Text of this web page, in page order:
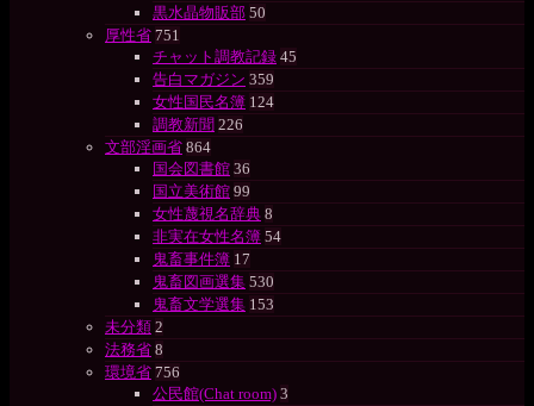
黒水晶物販部 50
厚性省 751
チャット調教記録 45
告白マガジン 359
女性国民名簿 124
調教新聞 226
文部淫画省 864
国会図書館 36
国立美術館 99
女性蔑視名辞典 8
非実在女性名簿 54
鬼畜事件簿 17
鬼畜図画選集 530
鬼畜文学選集 153
未分類 2
法務省 8
環境省 756
公民館(Chat room) 3